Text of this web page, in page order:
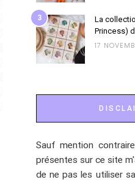
3
La
Princess)
17
Sauf mention
présentes sur ce site
de ne pas les utiliser